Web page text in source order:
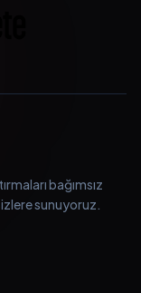
bağımsız
sunuyoruz.